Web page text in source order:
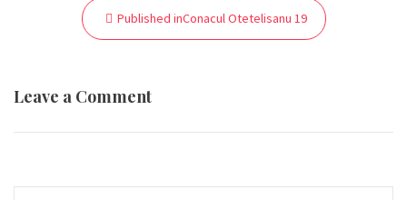
Navigare Published inConacul Otetelisanu 19
Leave a Comment